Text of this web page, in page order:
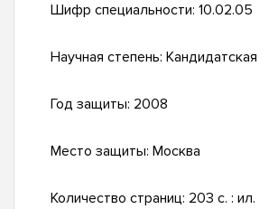
Шифр специальности: 10.02.05
Научная степень: Кандидатская
Год защиты: 2008
Место защиты: Москва
Количество страниц: 203 с. : ил.